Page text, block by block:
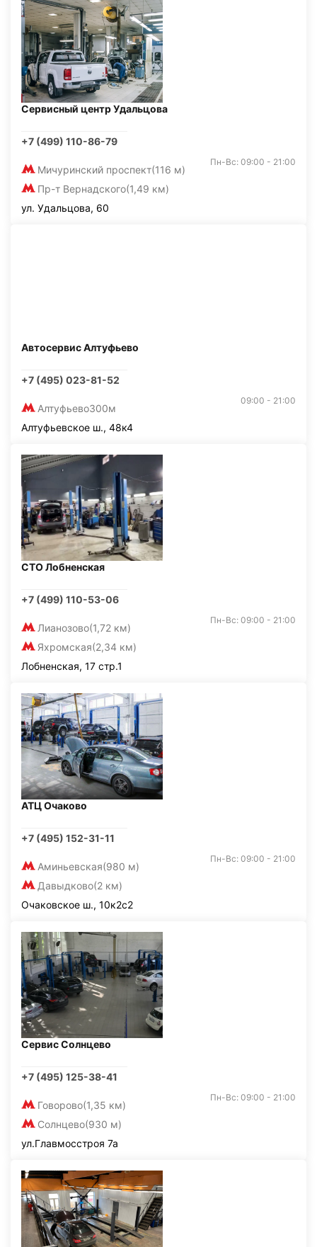
Сервисный центр Удальцова
+7 (499) 110-86-79
Мичуринский проспект(116 м)
Пр-т Вернадского(1,49 км)
Пн-Вс: 09:00 - 21:00
ул. Удальцова, 60
Автосервис Алтуфьево
+7 (495) 023-81-52
Алтуфьево300м
09:00 - 21:00
Алтуфьевское ш., 48к4
СТО Лобненская
+7 (499) 110-53-06
Лианозово(1,72 км)
Яхромская(2,34 км)
Пн-Вс: 09:00 - 21:00
Лобненская, 17 стр.1
АТЦ Очаково
+7 (495) 152-31-11
Аминьевская(980 м)
Давыдково(2 км)
Пн-Вс: 09:00 - 21:00
Очаковское ш., 10к2с2
Сервис Солнцево
+7 (495) 125-38-41
Говорово(1,35 км)
Солнцево(930 м)
Пн-Вс: 09:00 - 21:00
ул.Главмосстроя 7а